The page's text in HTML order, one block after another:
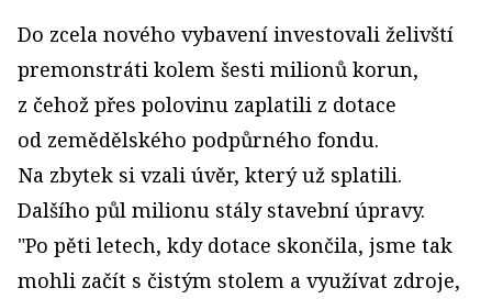
Do zcela nového vybavení investovali želivští
premonstráti kolem šesti milionů korun,
z čehož přes polovinu zaplatili z dotace
od zemědělského podpůrného fondu.
Na zbytek si vzali úvěr, který už splatili.
Dalšího půl milionu stály stavební úpravy.
"Po pěti letech, kdy dotace skončila, jsme tak
mohli začít s čistým stolem a využívat zdroje,